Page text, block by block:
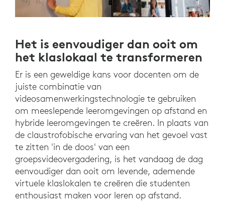
Het is eenvoudiger dan ooit om
het klaslokaal te transformeren
Er is een geweldige kans voor docenten om de
juiste combinatie van
videosamenwerkingstechnologie te gebruiken
om meeslepende leeromgevingen op afstand en
hybride leeromgevingen te creëren. In plaats van
de claustrofobische ervaring van het gevoel vast
te zitten 'in de doos' van een
groepsvideovergadering, is het vandaag de dag
eenvoudiger dan ooit om levende, ademende
virtuele klaslokalen te creëren die studenten
enthousiast maken voor leren op afstand.